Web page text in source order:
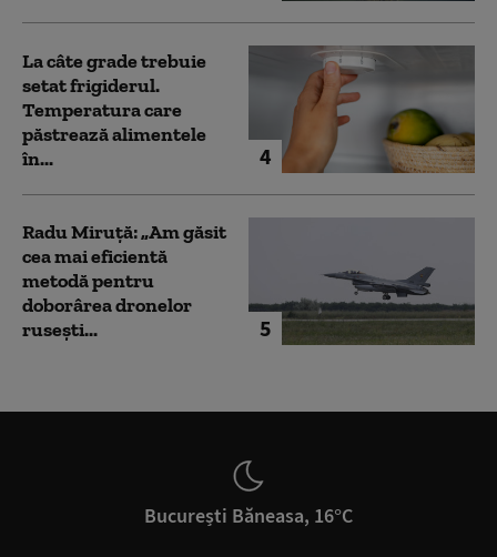
4
La câte grade trebuie
setat frigiderul.
Temperatura care
păstrează alimentele
în...
5
Radu Miruță: „Am găsit
cea mai eficientă
metodă pentru
doborârea dronelor
rusești...
București Băneasa, 16°C